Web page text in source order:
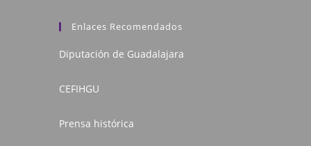
Enlaces Recomendados
Diputación de Guadalajara
CEFIHGU
Prensa histórica